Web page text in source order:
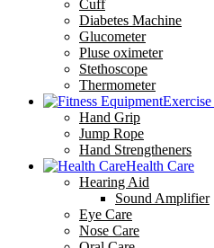
Cuff
Diabetes Machine
Glucometer
Pluse oximeter
Stethoscope
Thermometer
Hand Grip
Jump Rope
Hand Strengtheners
Health Care
Hearing Aid
Sound Amplifier
Eye Care
Nose Care